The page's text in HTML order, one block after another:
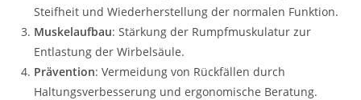
Steifheit und Wiederherstellung der normalen Funktion.
Muskelaufbau: Stärkung der Rumpfmuskulatur zur
Entlastung der Wirbelsäule.
Prävention: Vermeidung von Rückfällen durch
Haltungsverbesserung und ergonomische Beratung.